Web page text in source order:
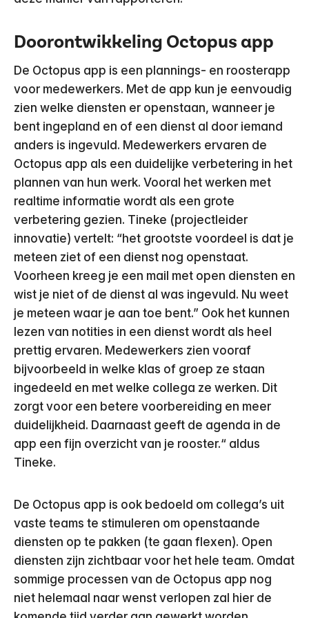
Doorontwikkeling Octopus app
De Octopus app is een plannings- en roosterapp
voor medewerkers. Met de app kun je eenvoudig
zien welke diensten er openstaan, wanneer je
bent ingepland en of een dienst al door iemand
anders is ingevuld. Medewerkers ervaren de
Octopus app als een duidelijke verbetering in het
plannen van hun werk. Vooral het werken met
realtime informatie wordt als een grote
verbetering gezien. Tineke (projectleider
innovatie) vertelt: “het grootste voordeel is dat je
meteen ziet of een dienst nog openstaat.
Voorheen kreeg je een mail met open diensten en
wist je niet of de dienst al was ingevuld. Nu weet
je meteen waar je aan toe bent.” Ook het kunnen
lezen van notities in een dienst wordt als heel
prettig ervaren. Medewerkers zien vooraf
bijvoorbeeld in welke klas of groep ze staan
ingedeeld en met welke collega ze werken. Dit
zorgt voor een betere voorbereiding en meer
duidelijkheid. Daarnaast geeft de agenda in de
app een fijn overzicht van je rooster.“ aldus
Tineke.
De Octopus app is ook bedoeld om collega’s uit
vaste teams te stimuleren om openstaande
diensten op te pakken (te gaan flexen). Open
diensten zijn zichtbaar voor het hele team. Omdat
sommige processen van de Octopus app nog
niet helemaal naar wenst verlopen zal hier de